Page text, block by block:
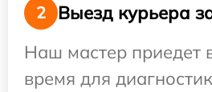
2
Выезд курьера
Наш мастер приедет
время для